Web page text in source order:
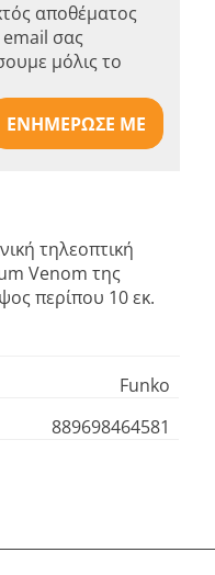
αποθέματος
σας
μόλις το
ΕΝΗΜΕΡΩΣΕ ΜΕ
τηλεοπτική
Venom της
περίπου 10 εκ.
Funko
889698464581